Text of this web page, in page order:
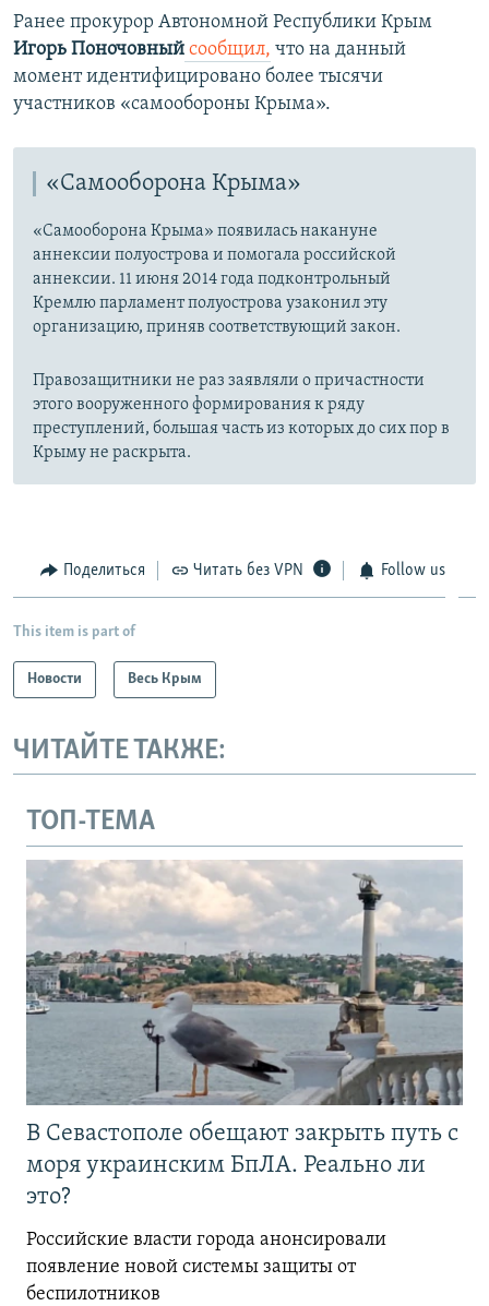
Ранее прокурор Автономной Республики Крым
Игорь Поночовный сообщил, что на данный
момент идентифицировано более тысячи
участников «самообороны Крыма».
«Самооборона Крыма»
«Самооборона Крыма» появилась накануне
аннексии полуострова и помогала российской
аннексии. 11 июня 2014 года подконтрольный
Кремлю парламент полуострова узаконил эту
организацию, приняв соответствующий закон.
Правозащитники не раз заявляли о причастности
этого вооруженного формирования к ряду
преступлений, большая часть из которых до сих пор в
Крыму не раскрыта.
Поделиться Читать без VPN Follow us
This item is part of
Новости Весь Крым
ЧИТАЙТЕ ТАКЖЕ:
ТОП-ТЕМА
В Севастополе обещают закрыть путь с
моря украинским БпЛА. Реально ли
это?
Российские власти города анонсировали
появление новой системы защиты от
беспилотников